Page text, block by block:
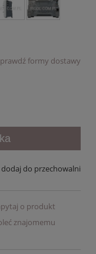
formy dostawy
dodaj do przechowalni
o produkt
znajomemu